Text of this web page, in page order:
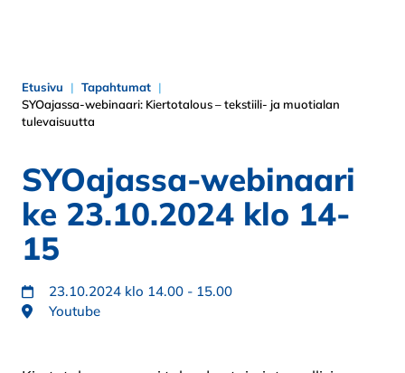
Etusivu
Tapahtumat
SYOajassa-webinaari: Kiertotalous – tekstiili- ja muotialan
tulevaisuutta
SYOajassa-webinaari
ke 23.10.2024 klo 14-
15
23.10.2024 klo 14.00 - 15.00
Youtube